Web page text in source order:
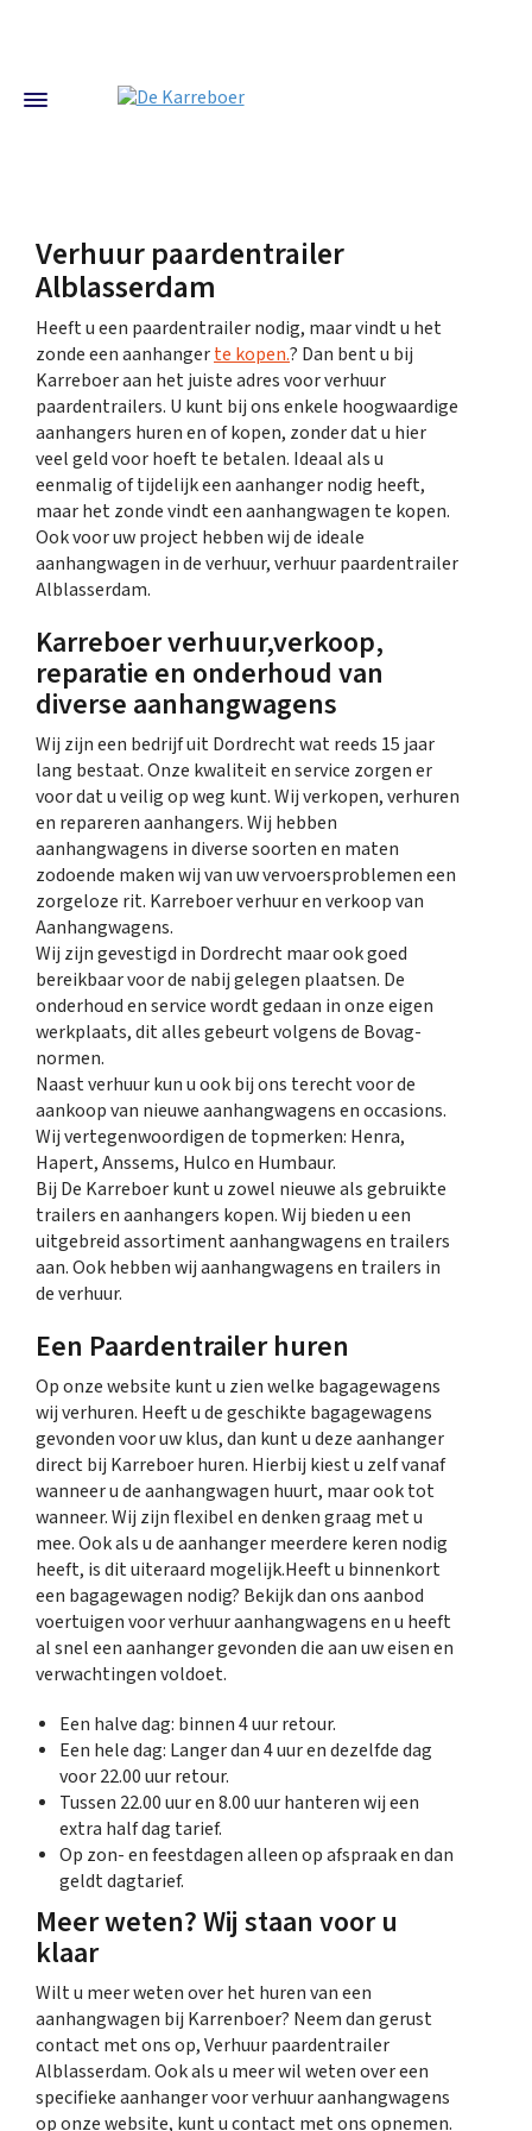
Verhuur paardentrailer
Alblasserdam
Heeft u een paardentrailer nodig, maar vindt u het
zonde een aanhangerte kopen.? Dan bent u bij
Karreboer aan het juiste adres voor verhuur
paardentrailers. U kunt bij ons enkele hoogwaardige
aanhangers huren en of kopen, zonder dat u hier
veel geld voor hoeft te betalen. Ideaal als u
eenmalig of tijdelijk een aanhanger nodig heeft,
maar het zonde vindt een aanhangwagen te kopen.
Ook voor uw project hebben wij de ideale
aanhangwagen in de verhuur, verhuur paardentrailer
Alblasserdam.
Karreboer verhuur,verkoop,
reparatie en onderhoud van
diverse aanhangwagens
Wij zijn een bedrijf uit Dordrecht wat reeds 15 jaar
lang bestaat. Onze kwaliteit en service zorgen er
voor dat u veilig op weg kunt. Wij verkopen, verhuren
en repareren aanhangers. Wij hebben
aanhangwagens in diverse soorten en maten
zodoende maken wij van uw vervoersproblemen een
zorgeloze rit. Karreboer verhuur en verkoop van
Aanhangwagens.
Wij zijn gevestigd in Dordrecht maar ook goed
bereikbaar voor de nabij gelegen plaatsen. De
onderhoud en service wordt gedaan in onze eigen
werkplaats, dit alles gebeurt volgens de Bovag-
normen.
Naast verhuur kun u ook bij ons terecht voor de
aankoop van nieuwe aanhangwagens en occasions.
Wij vertegenwoordigen de topmerken: Henra,
Hapert, Anssems, Hulco en Humbaur.
Bij De Karreboer kunt u zowel nieuwe als gebruikte
trailers en aanhangers kopen. Wij bieden u een
uitgebreid assortiment aanhangwagens en trailers
aan. Ook hebben wij aanhangwagens en trailers in
de verhuur.
Een Paardentrailer huren
Op onze website kunt u zien welke bagagewagens
wij verhuren. Heeft u de geschikte bagagewagens
gevonden voor uw klus, dan kunt u deze aanhanger
direct bij Karreboer huren. Hierbij kiest u zelf vanaf
wanneer u de aanhangwagen huurt, maar ook tot
wanneer. Wij zijn flexibel en denken graag met u
mee. Ook als u de aanhanger meerdere keren nodig
heeft, is dit uiteraard mogelijk.Heeft u binnenkort
een bagagewagen nodig? Bekijk dan ons aanbod
voertuigen voor verhuur aanhangwagens en u heeft
al snel een aanhanger gevonden die aan uw eisen en
verwachtingen voldoet.
Een halve dag: binnen 4 uur retour.
Een hele dag: Langer dan 4 uur en dezelfde dag
voor 22.00 uur retour.
Tussen 22.00 uur en 8.00 uur hanteren wij een
extra half dag tarief.
Op zon- en feestdagen alleen op afspraak en dan
geldt dagtarief.
Meer weten? Wij staan voor u
klaar
Wilt u meer weten over het huren van een
aanhangwagen bij Karrenboer? Neem dan gerust
contact met ons op, Verhuur paardentrailer
Alblasserdam. Ook als u meer wil weten over een
specifieke aanhanger voor verhuur aanhangwagens
op onze website, kunt u contact met ons opnemen.